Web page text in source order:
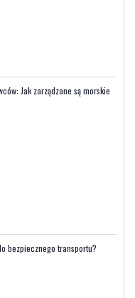
Jak zarządzane są morskie
bezpiecznego transportu?